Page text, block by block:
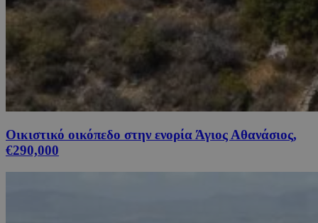
Οικιστικό οικόπεδο στην ενορία Άγιος Αθανάσιος,
€290,000